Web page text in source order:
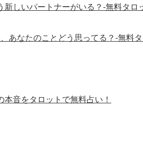
新しいパートナーがいる？-無料タロ
あなたのことどう思ってる？-無料
音をタロットで無料占い！